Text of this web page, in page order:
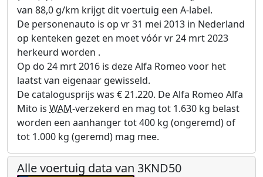
van 88,0 g/km krijgt dit voertuig een A-label.
De personenauto is op vr 31 mei 2013 in Nederland
op kenteken gezet en moet vóór vr 24 mrt 2023
herkeurd worden .
Op do 24 mrt 2016 is deze Alfa Romeo voor het
laatst van eigenaar gewisseld.
De catalogusprijs was € 21.220. De Alfa Romeo Alfa
Mito is WAM-verzekerd en mag tot 1.630 kg belast
worden een aanhanger tot 400 kg (ongeremd) of
tot 1.000 kg (geremd) mag mee.
Alle voertuig data van 3KND50